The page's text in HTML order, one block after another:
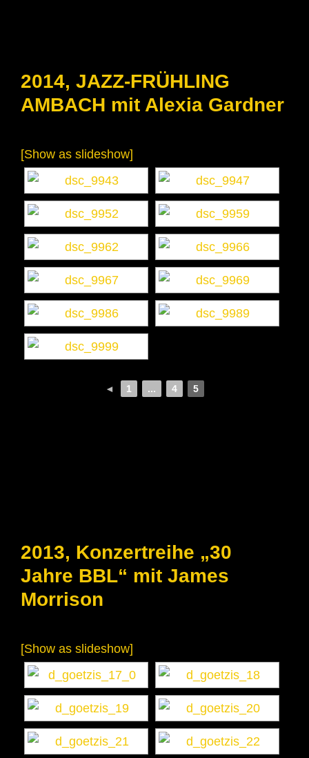
2014, JAZZ-FRÜHLING
AMBACH mit Alexia Gardner
[Show as slideshow]
◄ 1 ... 4 5
2013, Konzertreihe „30
Jahre BBL“ mit James
Morrison
[Show as slideshow]